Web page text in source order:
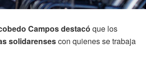
Campos destacó que los
solidarensescon quienes se trabaja